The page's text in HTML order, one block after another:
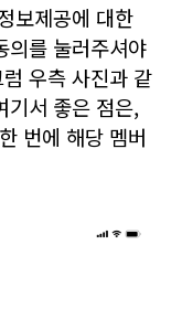
보제공에 대한
의를 눌러주셔야
우측 사진과 같
기서 좋은 점은,
번에 해당 멤버